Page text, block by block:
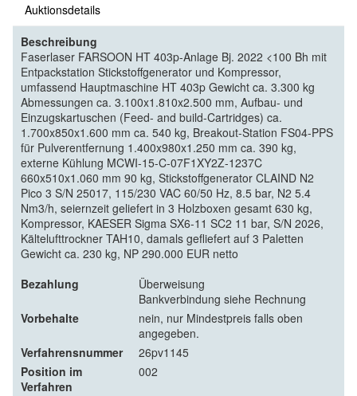
Auktionsdetails
Beschreibung
Faserlaser FARSOON HT 403p-Anlage Bj. 2022 <100 Bh mit
Entpackstation Stickstoffgenerator und Kompressor,
umfassend Hauptmaschine HT 403p Gewicht ca. 3.300 kg
Abmessungen ca. 3.100x1.810x2.500 mm, Aufbau- und
Einzugskartuschen (Feed- and build-Cartridges) ca.
1.700x850x1.600 mm ca. 540 kg, Breakout-Station FS04-PPS
für Pulverentfernung 1.400x980x1.250 mm ca. 390 kg,
externe Kühlung MCWI-15-C-07F1XY2Z-1237C
660x510x1.060 mm 90 kg, Stickstoffgenerator CLAIND N2
Pico 3 S/N 25017, 115/230 VAC 60/50 Hz, 8.5 bar, N2 5.4
Nm3/h, seiernzeit geliefert in 3 Holzboxen gesamt 630 kg,
Kompressor, KAESER Sigma SX6-11 SC2 11 bar, S/N 2026,
Kältelufttrockner TAH10, damals gefliefert auf 3 Paletten
Gewicht ca. 230 kg, NP 290.000 EUR netto
Bezahlung
Überweisung
Bankverbindung siehe Rechnung
Vorbehalte
nein, nur Mindestpreis falls oben
angegeben.
Verfahrensnummer
26pv1145
Position im
Verfahren
002